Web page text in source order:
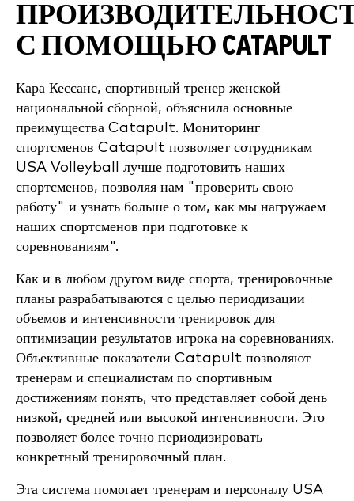
С ПОМОЩЬЮ CATAPULT
Кара Кессанс, спортивный тренер женской
национальной сборной, объяснила основные
преимущества Catapult. Мониторинг
спортсменов Catapult позволяет сотрудникам
USA Volleyball лучше подготовить наших
спортсменов, позволяя нам "проверить свою
работу" и узнать больше о том, как мы нагружаем
наших спортсменов при подготовке к
соревнованиям".
Как и в любом другом виде спорта, тренировочные
планы разрабатываются с целью периодизации
объемов и интенсивности тренировок для
оптимизации результатов игрока на соревнованиях.
Объективные показатели Catapult позволяют
тренерам и специалистам по спортивным
достижениям понять, что представляет собой день
низкой, средней или высокой интенсивности. Это
позволяет более точно периодизировать
конкретный тренировочный план.
Эта система помогает тренерам и персоналу USA